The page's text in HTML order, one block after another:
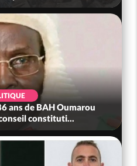
ans de BAH Oumarou
constituti...